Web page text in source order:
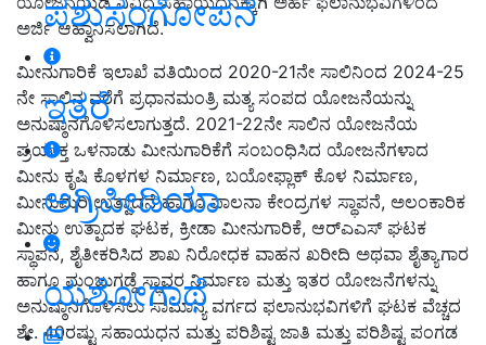
ಪಶುಸಂಗೋಪನೆ
ಇತರೆ
ಅಗ್ರಿಪೀಡಿಯಾ
ಯಶೋಗಾಥೆ
ಅರ್ಜಿ ಆಹ್ವಾನಿಸಲಾಗಿದೆ.
ಮೀನುಗಾರಿಕೆ ಇಲಾಖೆ ವತಿಯಿಂದ 2020-21ನೇ ಸಾಲಿನಿಂದ 2024-25
ನೇ ಸಾಲಿನ ವರೆಗೆ ಪ್ರಧಾನಮಂತ್ರಿ ಮತ್ಯ ಸಂಪದ ಯೋಜನೆಯನ್ನು
ಅನುಷ್ಠಾನಗೊಳಿಸಲಾಗುತ್ತದೆ. 2021-22ನೇ ಸಾಲಿನ ಯೋಜನೆಯ
ಪ್ರಯುಕ್ತ ಒಳನಾಡು ಮೀನುಗಾರಿಕೆಗೆ ಸಂಬಂಧಿಸಿದ ಯೋಜನೆಗಳಾದ
ಮೀನು ಕೃಷಿ ಕೊಳಗಳ ನಿರ್ಮಾಣ, ಬಯೋಫ್ಲಾಕ್ ಕೊಳ ನಿರ್ಮಾಣ,
ಮೀನುಮರಿ ಉತ್ಪಾದನೆ ಹಾಗೂ ಪಾಲನಾ ಕೇಂದ್ರಗಳ ಸ್ಥಾಪನೆ, ಅಲಂಕಾರಿಕ
ಮೀನು ಉತ್ಪಾದಕ ಘಟಕ, ಕ್ರೀಡಾ ಮೀನುಗಾರಿಕೆ, ಆರ್‌ಎಎಸ್ ಘಟಕ
ಸ್ಥಾಪನೆ, ಶೈತೀಕರಿಸಿದ ಶಾಖ ನಿರೋಧಕ ವಾಹನ ಖರೀದಿ ಅಥವಾ ಶೈತ್ಯಾಗಾರ
ಹಾಗೂ ಮಂಜುಗಡ್ಡೆ ಸ್ಥಾವರ ನಿರ್ಮಾಣ ಮತ್ತು ಇತರ ಯೋಜನೆಗಳನ್ನು
ಅನುಷ್ಠಾನಗೊಳಿಸಲು ಸಾಮಾನ್ಯ ವರ್ಗದ ಫಲಾನುಭವಿಗಳಿಗೆ ಘಟಕ ವೆಚ್ಚದ
ಶೇ. 40ರಷ್ಟು ಸಹಾಯಧನ ಮತ್ತು ಪರಿಶಿಷ್ಟ ಜಾತಿ ಮತ್ತು ಪರಿಶಿಷ್ಟ ಪಂಗಡ